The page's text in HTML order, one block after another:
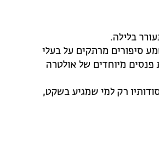
בלילה.
סיפורים מרתקים על בעלי
מיוחדים של אולטרה
רק למי שמגיע בשקט,